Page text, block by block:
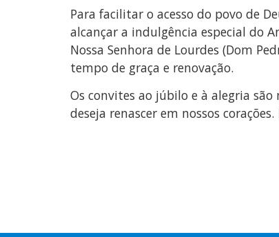
Para facilitar o acesso do povo de
alcançar a indulgência especial do
Nossa Senhora de Lourdes (Dom
tempo de graça e renovação.
Os convites ao júbilo e à alegria
deseja renascer em nossos corações.